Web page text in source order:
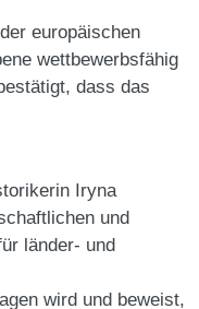
europäischen
wettbewerbsfähig
dass das
Iryna
und
länder- und
wird und beweist,